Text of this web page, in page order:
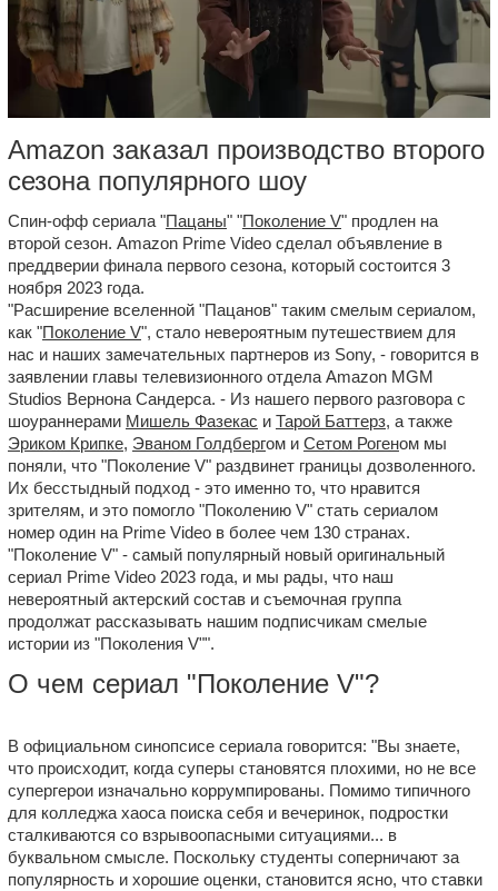
Amazon заказал производство второго
сезона популярного шоу
Спин-офф сериала "Пацаны" "Поколение V" продлен на
второй сезон. Amazon Prime Video сделал объявление в
преддверии финала первого сезона, который состоится 3
ноября 2023 года.
"Расширение вселенной "Пацанов" таким смелым сериалом,
как "Поколение V", стало невероятным путешествием для
нас и наших замечательных партнеров из Sony, - говорится в
заявлении главы телевизионного отдела Amazon MGM
Studios Вернона Сандерса. - Из нашего первого разговора с
шоураннерами Мишель Фазекас и Тарой Баттерз, а также
Эриком Крипке, Эваном Голдбергом и Сетом Рогеном мы
поняли, что "Поколение V" раздвинет границы дозволенного.
Их бесстыдный подход - это именно то, что нравится
зрителям, и это помогло "Поколению V" стать сериалом
номер один на Prime Video в более чем 130 странах.
"Поколение V" - самый популярный новый оригинальный
сериал Prime Video 2023 года, и мы рады, что наш
невероятный актерский состав и съемочная группа
продолжат рассказывать нашим подписчикам смелые
истории из "Поколения V"".
О чем сериал "Поколение V"?
В официальном синопсисе сериала говорится: "Вы знаете,
что происходит, когда суперы становятся плохими, но не все
супергерои изначально коррумпированы. Помимо типичного
для колледжа хаоса поиска себя и вечеринок, подростки
сталкиваются со взрывоопасными ситуациями... в
буквальном смысле. Поскольку студенты соперничают за
популярность и хорошие оценки, становится ясно, что ставки